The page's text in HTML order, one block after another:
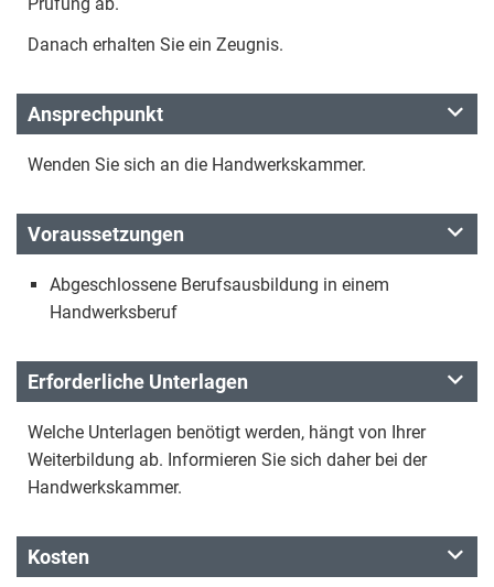
Danach erhalten Sie ein Zeugnis.
Ansprechpunkt
Wenden Sie sich an die Handwerkskammer.
Voraussetzungen
Abgeschlossene Berufsausbildung in einem
Handwerksberuf
Erforderliche Unterlagen
Welche Unterlagen benötigt werden, hängt von Ihrer
Weiterbildung ab. Informieren Sie sich daher bei der
Handwerkskammer.
Kosten